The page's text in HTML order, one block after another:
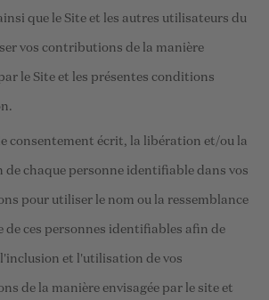
que le Site et les autres utilisateurs du
vos contributions de la manière
le Site et les présentes conditions
consentement écrit, la libération et/ou la
de chaque personne identifiable dans vos
pour utiliser le nom ou la ressemblance
de ces personnes identifiables afin de
et l'utilisation de vos
de la manière envisagée par le site et